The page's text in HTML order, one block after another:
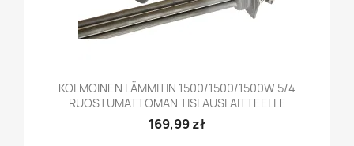
KOLMOINEN LÄMMITIN 1500/1500/1500W 5/4
RUOSTUMATTOMAN TISLAUSLAITTEELLE
169,99 zł